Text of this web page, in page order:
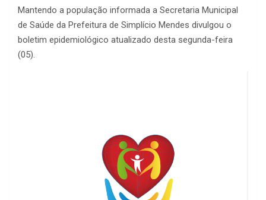
Mantendo a população informada a Secretaria Municipal
de Saúde da Prefeitura de Simplício Mendes divulgou o
boletim epidemiológico atualizado desta segunda-feira
(05).